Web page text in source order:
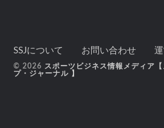
SSJについて お問い合わせ
© 2026 スポーツビジネス情報メディア
プ・ジャーナル 】